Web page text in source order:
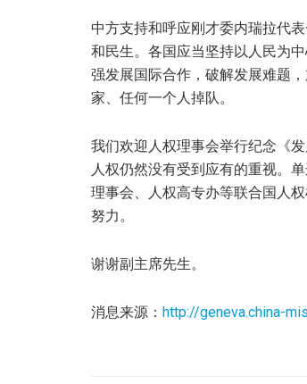
中方支持和呼应刚才委内瑞拉代
和民生。各国应当坚持以人民为
强发展国际合作，破解发展难题
家、任何一个人掉队。
我们欢迎人权理事会举行纪念《
人权仍然没有受到应有的重视。
理事会、人权高专办等联合国人
努力。
谢谢副主席先生。
消息来源： http://geneva.china-